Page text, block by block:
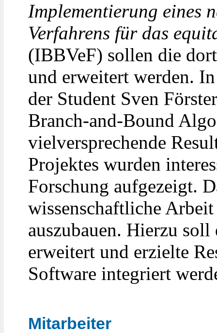
Implementierung eines
Verfahrens für das
(IBBVeF) sollen die
und erweitert werden.
der Student Sven
Branch-and-Bound
vielversprechende
Projektes wurden
Forschung aufgezeigt.
wissenschaftliche
auszubauen. Hierzu
erweitert und erzielte
Software integriert
Mitarbeiter